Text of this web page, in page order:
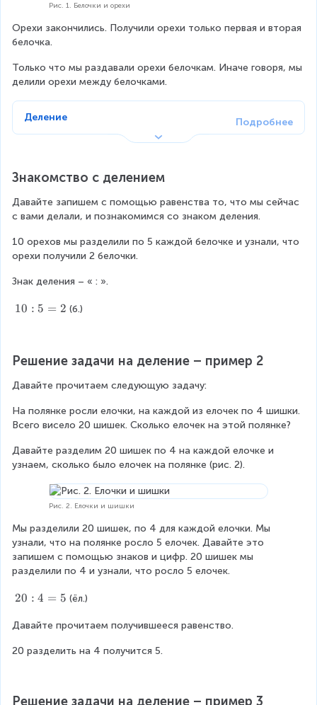
Рис. 1. Белочки и орехи
Орехи закончились. Получили орехи только первая и вторая
белочка.
Только что мы раздавали орехи белочкам. Иначе говоря, мы
делили орехи между белочками.
Деление
Знакомство с делением
Давайте запишем с помощью равенства то, что мы сейчас
с вами делали, и познакомимся со знаком деления.
10 орехов мы разделили по 5 каждой белочке и узнали, что
орехи получили 2 белочки.
Знак деления – « : ».
1
=
2
10 : 5 = 2 (б.)
Решение задачи на деление – пример 2
Давайте прочитаем следующую задачу:
На полянке росли елочки, на каждой из елочек по 4 шишки.
Всего висело 20 шишек. Сколько елочек на этой полянке?
Давайте разделим 20 шишек по 4 на каждой елочке и
узнаем, сколько было елочек на полянке (рис. 2).
Рис. 2. Елочки и шишки
Мы разделили 20 шишек, по 4 для каждой елочки. Мы
узнали, что на полянке росло 5 елочек. Давайте это
запишем с помощью знаков и цифр. 20 шишек мы
разделили по 4 и узнали, что росло 5 елочек.
2
:
=
20 : 4 = 5 (ёл.)
Давайте прочитаем получившееся равенство.
20 разделить на 4 получится 5.
Решение задачи на деление – пример 3